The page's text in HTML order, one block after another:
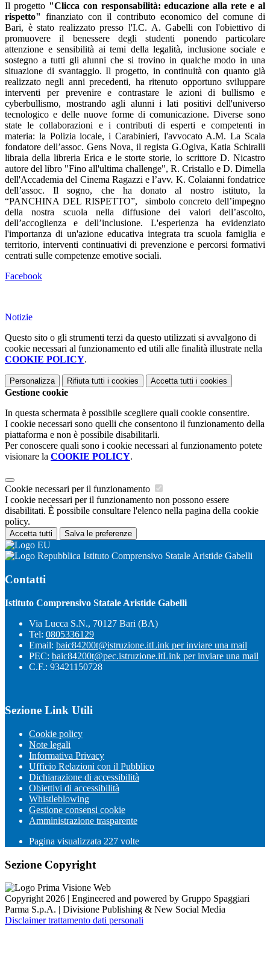
Il progetto "Clicca con responsabilità: educazione alla rete e al
rispetto" finanziato con il contributo economico del comune di
Bari, è stato realizzato presso l'I.C. A. Gabelli con l'obiettivo di
promuovere il benessere degli studenti ponendo particolare
attenzione e sensibilità ai temi della legalità, inclusione sociale e
sostegno a tutti gli alunni che si trovino in qualche modo in una
situazione di svantaggio. Il progetto, in continuità con quanto già
realizzato negli anni precedenti, ha ritenuto opportuno sviluppare
interventi per prevenire e contrastare le azioni di bullismo e
cyberbullismo, mostrando agli alunni i lati positivi dell'universo
tecnologico e delle nuove forme di comunicazione. Diverse sono
state le collaborazioni e i contributi di esperti e competenti in
materia: la Polizia locale, i Carabinieri, l'avvocato A.M. La Scala
fondatore dell’assoc. Gens Nova, il regista G.Ogiva, Katia Schiralli
libraia della libreria Erica e le storte storie, lo scrittore D. Nicastro
autore del libro "Fino all'ultima challenge", R. Cristallo e D. Dimella
dell'Accademia del Cinema Ragazzi e l’avv. K. Colaianni fondatrice
dell’assoc. Il sogno, che ha donato al nostro istituto, la
“PANCHINA DEL RISPETTO”,
simbolo concreto dell’impegno
della nostra scuola nella diffusione dei valori dell’ascolto,
dell’accoglienza e dell’inclusione. L'esperienza ha evidenziato
l'importanza di un'azione educativa integrata tra scuola famiglia e
territorio, interventi continuativi di prevenzione e percorsi formativi
centrati sulle competenze emotive sociali.
Facebook
Notizie
Questo sito o gli strumenti terzi da questo utilizzati si avvalgono di
cookie necessari al funzionamento ed utili alle finalità illustrate nella
COOKIE POLICY.
Personalizza Rifiuta tutti i cookies Accetta tutti i cookies
Gestione cookie
In questa schermata è possibile scegliere quali cookie consentire.
I cookie necessari sono quelli che consentono il funzionamento della
piattaforma e non è possibile disabilitarli.
Per conoscere quali sono i cookie necessari al funzionamento potete
visionare la COOKIE POLICY.
Cookie necessari per il funzionamento
I cookie necessari per il funzionamento non possono essere
disabilitati. È possibile consultare l'elenco nella pagina della cookie
policy.
Accetta tutti Salva le preferenze
Istituto Comprensivo Statale Aristide Gabelli
Contatti
Istituto Comprensivo Statale Aristide Gabelli
Via Lucca S.N., 70127 Bari (BA)
Tel: 0805336129
Email: baic84200t@istruzione.itLink per inviare una mail
PEC: baic84200t@pec.istruzione.itLink per inviare una mail
C.F.: 93421150728
Sezione Link Utili
Cookie policy
Note legali
Informativa Privacy
Ufficio Relazioni con il Pubblico
Dichiarazione di accessibilità
Obiettivi di accessibilità
Whistleblowing
Gestione consensi cookie
Amministrazione trasparente
Pagina visualizzata 227 volte
Sezione Copyright
Copyright 2026 | Engineered and powered by Gruppo Spaggiari
Parma S.p.A. | Divisione Publishing & New Social Media
Disclaimer trattamento dati personali